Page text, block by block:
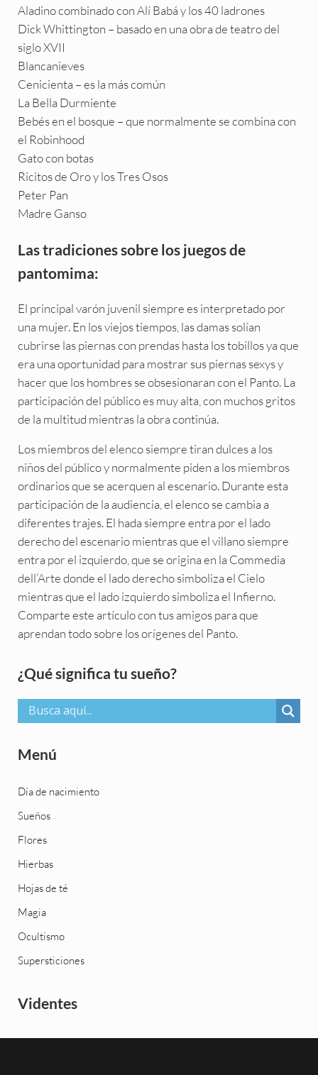
Aladino combinado con Alí Babá y los 40 ladrones
Dick Whittington – basado en una obra de teatro del
siglo XVII
Blancanieves
Cenicienta – es la más común
La Bella Durmiente
Bebés en el bosque – que normalmente se combina con
el Robinhood
Gato con botas
Ricitos de Oro y los Tres Osos
Peter Pan
Madre Ganso
Las tradiciones sobre los juegos de
pantomima:
El principal varón juvenil siempre es interpretado por
una mujer. En los viejos tiempos, las damas solían
cubrirse las piernas con prendas hasta los tobillos ya que
era una oportunidad para mostrar sus piernas sexys y
hacer que los hombres se obsesionaran con el Panto. La
participación del público es muy alta, con muchos gritos
de la multitud mientras la obra continúa.
Los miembros del elenco siempre tiran dulces a los
niños del público y normalmente piden a los miembros
ordinarios que se acerquen al escenario. Durante esta
participación de la audiencia, el elenco se cambia a
diferentes trajes. El hada siempre entra por el lado
derecho del escenario mientras que el villano siempre
entra por el izquierdo, que se origina en la Commedia
dell’Arte donde el lado derecho simboliza el Cielo
mientras que el lado izquierdo simboliza el Infierno.
Comparte este artículo con tus amigos para que
aprendan todo sobre los orígenes del Panto.
Sidebar
¿Qué significa tu sueño?
Menú
Día de nacimiento
Sueños
Flores
Hierbas
Hojas de té
Magia
Ocultismo
Supersticiones
Videntes